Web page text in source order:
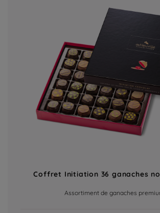
Coffret Initiation 36 ganaches
Assortiment de ganaches